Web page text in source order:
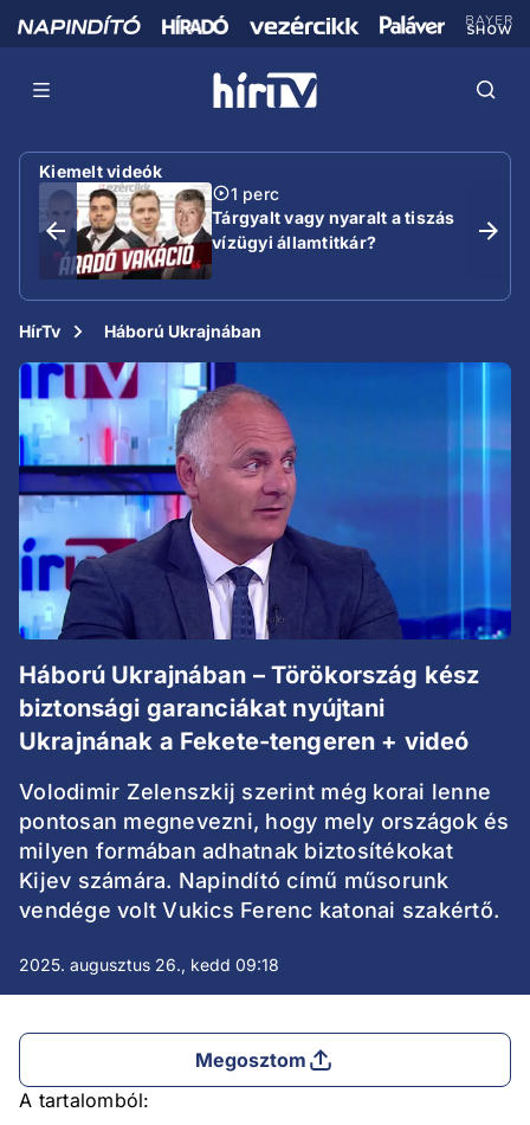
Kiemelt videók
1 perc
Tárgyalt vagy nyaralt a tiszás
vízügyi államtitkár?
HírTv Háború Ukrajnában
Háború Ukrajnában – Törökország kész
biztonsági garanciákat nyújtani
Ukrajnának a Fekete-tengeren + videó
Volodimir Zelenszkij szerint még korai lenne
pontosan megnevezni, hogy mely országok és
milyen formában adhatnak biztosítékokat
Kijev számára. Napindító című műsorunk
vendége volt Vukics Ferenc katonai szakértő.
2025. augusztus 26., kedd 09:18
Megosztom
A tartalomból: